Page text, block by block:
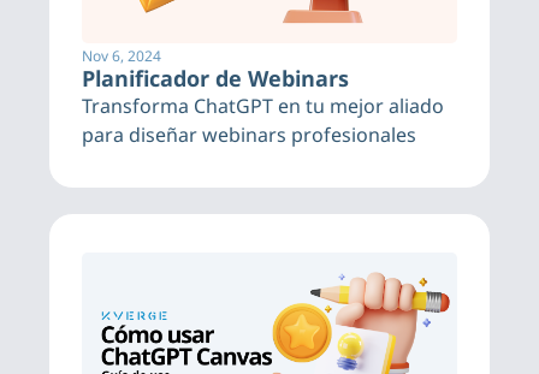
Nov 6, 2024
Planificador de Webinars
Transforma ChatGPT en tu mejor aliado
para diseñar webinars profesionales